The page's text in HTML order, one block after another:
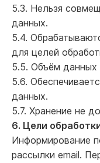
5.3. Нельзя
данных.
5.4.
для целей
5.5. Объём данных
5.6.
данных.
5.7. Хранение не
6. Цели
Информирование
рассылки email.